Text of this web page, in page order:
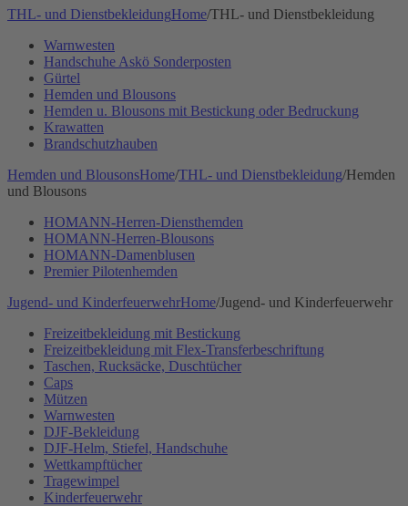
THL- und DienstbekleidungHome/THL- und Dienstbekleidung
Warnwesten
Handschuhe Askö Sonderposten
Gürtel
Hemden und Blousons
Hemden u. Blousons mit Bestickung oder Bedruckung
Krawatten
Brandschutzhauben
Hemden und BlousonsHome/THL- und Dienstbekleidung/Hemden
und Blousons
HOMANN-Herren-Diensthemden
HOMANN-Herren-Blousons
HOMANN-Damenblusen
Premier Pilotenhemden
Jugend- und KinderfeuerwehrHome/Jugend- und Kinderfeuerwehr
Freizeitbekleidung mit Bestickung
Freizeitbekleidung mit Flex-Transferbeschriftung
Taschen, Rucksäcke, Duschtücher
Caps
Mützen
Warnwesten
DJF-Bekleidung
DJF-Helm, Stiefel, Handschuhe
Wettkampftücher
Tragewimpel
Kinderfeuerwehr